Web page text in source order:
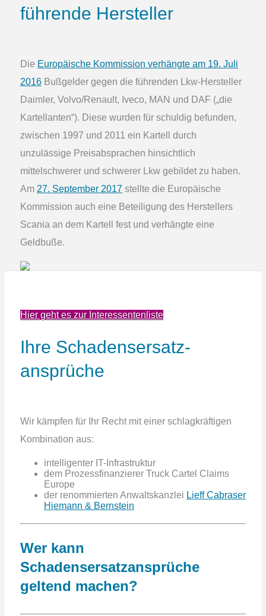
führende Hersteller
Die Europäische Kommission verhängte am 19. Juli
2016Bußgelder gegen die führenden Lkw-Hersteller
Daimler, Volvo/Renault, Iveco, MAN und DAF („die
Kartellanten“). Diese wurden für schuldig befunden,
zwischen 1997 und 2011 ein Kartell durch
unzulässige Preisabsprachen hinsichtlich
mittelschwerer und schwerer Lkw gebildet zu haben.
Am 27. September 2017 stellte die Europäische
Kommission auch eine Beteiligung des Herstellers
Scania an dem Kartell fest und verhängte eine
Geldbuße.
Hier geht es zur Interessentenliste
Ihre Schadens­ersatz­
ansprüche
Wir kämpfen für Ihr Recht mit einer schlagkräftigen
Kombination aus:
intelligenter IT-Infrastruktur
dem Prozessfinanzierer Truck Cartel Claims
Europe
der renommierten Anwaltskanzlei Lieff Cabraser
Hiemann & Bernstein
Wer kann
Schadensersatzansprüche
geltend machen?